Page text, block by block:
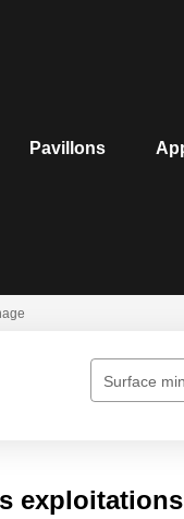
Pavillons
Surface min